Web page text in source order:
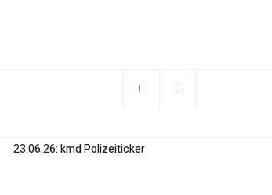
23.06.26: kmd Polizeiticker